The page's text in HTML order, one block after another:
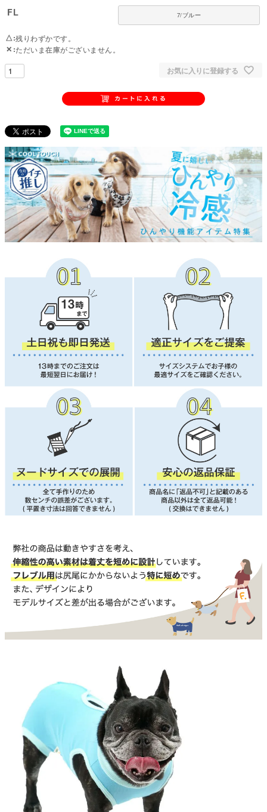
【高機能素材・日本製】
吸湿速乾・消臭・抗菌加工・UVカット・帯電防止・弱酸性pH対応のハイブ
暑い時は冷却、寒い時は保温する2way機能。国内縫製工場で一つひとつ丁寧
に仕上げています。
【男の子用・去勢手術に対応】
着せたまま排泄ができるので、術後の忙しいケア期間もスムーズに対応でき
■ 素材・機能について
・優れた吸湿速乾性でムレを防ぎます
・消臭・抗菌加工で雑菌の繁殖やニオイを抑えます
・肌と同じ弱酸性のpH水準をキープするコントロール機能
・静電気の発生を抑える帯電防止機能
・紫外線をカットするUV対応素材
・暑い時は湿気を逃がして冷却、寒い時は湿気を吸収して保温するハイブリ
ッド素材
●本体：クール・デ・ホットエクス（ポリエステル100%）
●部分使い：テレコスパン（綿95%・ポリウレタン5%）
●日本製：MADE IN JAPAN
●厚さ（5段階）：2
●お手入れ：手洗いまたは洗濯ネット使用。アイロンは当て布をして中温。
寝たきり・介護が必要な犬、フレンチブルドック、パグなど
■ よくあるご質問
Q. 足先・足首まで舐めてしまう子に使えますか？
A. 本製品はお腹・背中の傷口保護を目的とした設計です。
足首や足先のカバーには対応していません。
足先を舐める場合は、足元まで覆える「皮膚保護服」シリーズをご検討くだ
さい。
Q. ベア天竺素材の術後服との違いは？
A. 通常タイプ：吸水速乾・抗菌防臭・UVカットなど機能性重視で通年快適
にお使いいただけます。
ベア天竺タイプ：機能性より伸縮性重視。体型が大きめの子・よく動く子向
Q. 術後服と皮膚保護服の違いは？
A. 術後服：手術後の傷口保護を目的とし、エリザベスカラーの代替として短
期間の使用に向いています。
皮膚保護服：皮膚病・アレルギー・過剰グルーミング対策用で、長期間の着
用にも対応しています。
FL 7/ブルー
△ 残りわずかです。
✕ ただいま在庫がございません。
お気に入りに登録する